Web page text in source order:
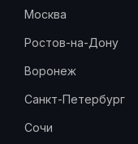
Москва
Ростов-на-Дону
Воронеж
Санкт-Петербург
Сочи